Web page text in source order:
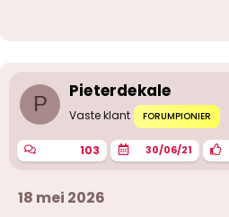
n
g
n
:
P
Pieterdekale
Vaste klant FORUMPIONIER
103 30/06/21
18 mei 2026